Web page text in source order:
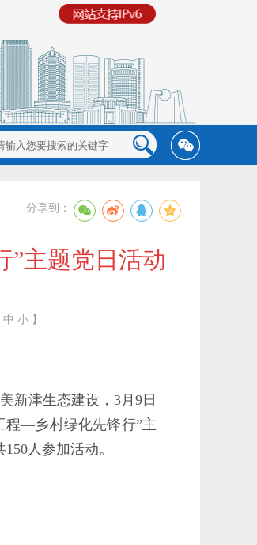
分享到：
主题党日活动
中 小 】
新津生态建设，3月9日
程—乡村绿化先锋行”主
人参加活动。